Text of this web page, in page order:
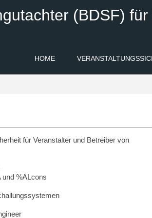
(BDSF)
HOME
für Veranstalter und Betreiber von
%ALcons